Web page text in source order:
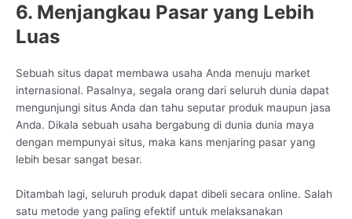
6. Menjangkau Pasar yang Lebih
Luas
Sebuah situs dapat membawa usaha Anda menuju market
internasional. Pasalnya, segala orang dari seluruh dunia dapat
mengunjungi situs Anda dan tahu seputar produk maupun jasa
Anda. Dikala sebuah usaha bergabung di dunia dunia maya
dengan mempunyai situs, maka kans menjaring pasar yang
lebih besar sangat besar.
Ditambah lagi, seluruh produk dapat dibeli secara online. Salah
satu metode yang paling efektif untuk melaksanakan